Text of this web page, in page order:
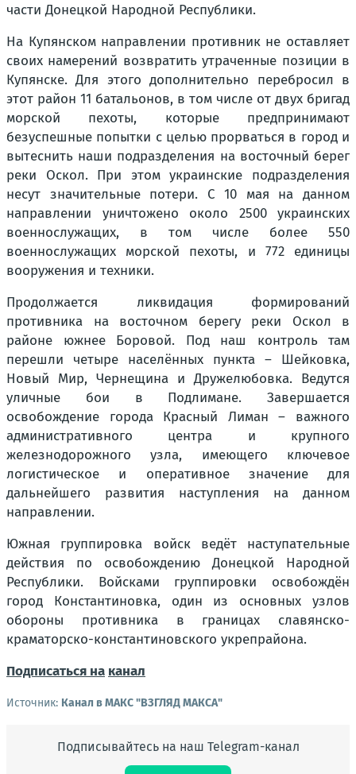
части Донецкой Народной Республики.
На Купянском направлении противник не оставляет
своих намерений возвратить утраченные позиции в
Купянске. Для этого дополнительно перебросил в
этот район 11 батальонов, в том числе от двух бригад
морской пехоты, которые предпринимают
безуспешные попытки с целью прорваться в город и
вытеснить наши подразделения на восточный берег
реки Оскол. При этом украинские подразделения
несут значительные потери. С 10 мая на данном
направлении уничтожено около 2500 украинских
военнослужащих, в том числе более 550
военнослужащих морской пехоты, и 772 единицы
вооружения и техники.
Продолжается ликвидация формирований
противника на восточном берегу реки Оскол в
районе южнее Боровой. Под наш контроль там
перешли четыре населённых пункта – Шейковка,
Новый Мир, Чернещина и Дружелюбовка. Ведутся
уличные бои в Подлимане. Завершается
освобождение города Красный Лиман – важного
административного центра и крупного
железнодорожного узла, имеющего ключевое
логистическое и оперативное значение для
дальнейшего развития наступления на данном
направлении.
Южная группировка войск ведёт наступательные
действия по освобождению Донецкой Народной
Республики. Войсками группировки освобождён
город Константиновка, один из основных узлов
обороны противника в границах славянско-
краматорско-константиновского укрепрайона.
Подписаться на канал
Источник: Канал в МАКС "ВЗГЛЯД МАКСА"
Подписывайтесь на наш Telegram-канал